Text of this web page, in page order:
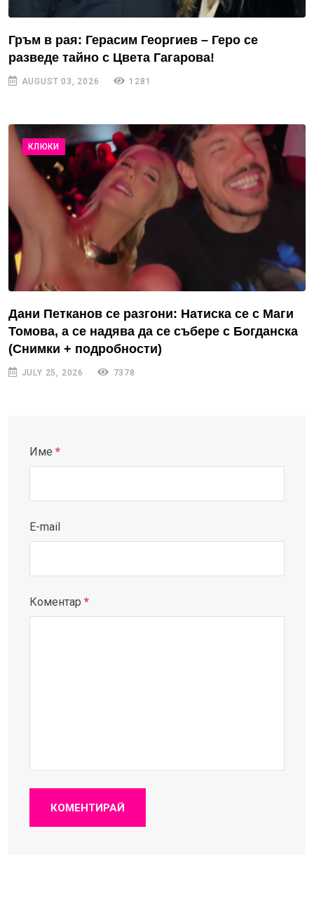
Гръм в рая: Герасим Георгиев – Геро се
разведе тайно с Цвета Гагарова!
AUGUST 03, 2026 1281
КЛЮКИ
Дани Петканов се разгони: Натиска се с Маги
Томова, а се надява да се събере с Богданска
(Снимки + подробности)
JULY 25, 2026 7378
Име *
E-mail
Коментар *
КОМЕНТИРАЙ